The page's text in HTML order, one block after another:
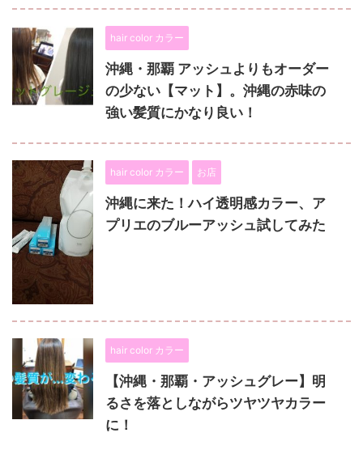
hair color カラー
沖縄・那覇 アッシュよりもオーダー
の少ない【マット】。沖縄の赤味の
強い髪質にかなり良い！
hair color カラー お店
沖縄に来た！ハイ透明感カラー、ア
プリエのブルーアッシュ試してみた
hair color カラー
【沖縄・那覇・アッシュグレー】明
るさを落としながらツヤツヤカラー
に！